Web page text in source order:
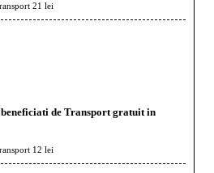
21 lei
de Transport gratuit in
12 lei